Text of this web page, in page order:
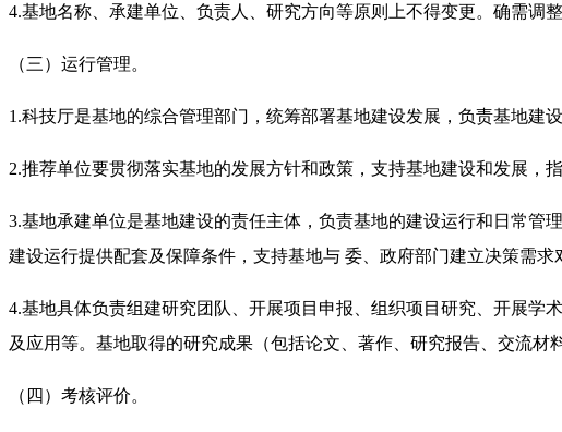
4.基地名称、承建单位、负责人、研究方向等原则上不得变更。确需调
（三）运行管理。
1.科技厅是基地的综合管理部门，统筹部署基地建设发展，负责基地建
2.推荐单位要贯彻落实基地的发展方针和政策，支持基地建设和发展，
3.基地承建单位是基地建设的责任主体，负责基地的建设运行和日常
建设运行提供配套及保障条件，支持基地与 委、政府部门建立决策需
4.基地具体负责组建研究团队、开展项目申报、组织项目研究、开展
及应用等。基地取得的研究成果（包括论文、著作、研究报告、交流材
（四）考核评价。